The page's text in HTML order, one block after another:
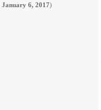
January 6, 2017)